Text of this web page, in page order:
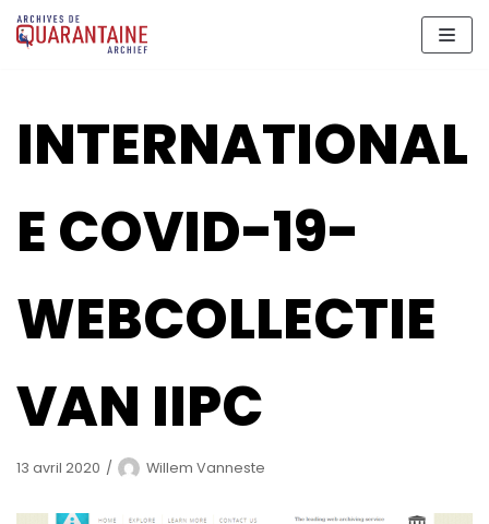
Aller
au
INTERNATIONAL
E COVID-19-
WEBCOLLECTIE
VAN IIPC
13 avril 2020 Willem Vanneste